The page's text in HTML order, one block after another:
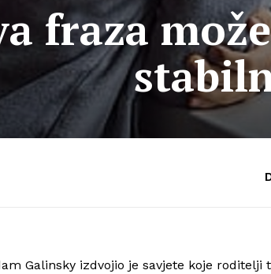
fraza
Galinsky izdvojio je savjete koje